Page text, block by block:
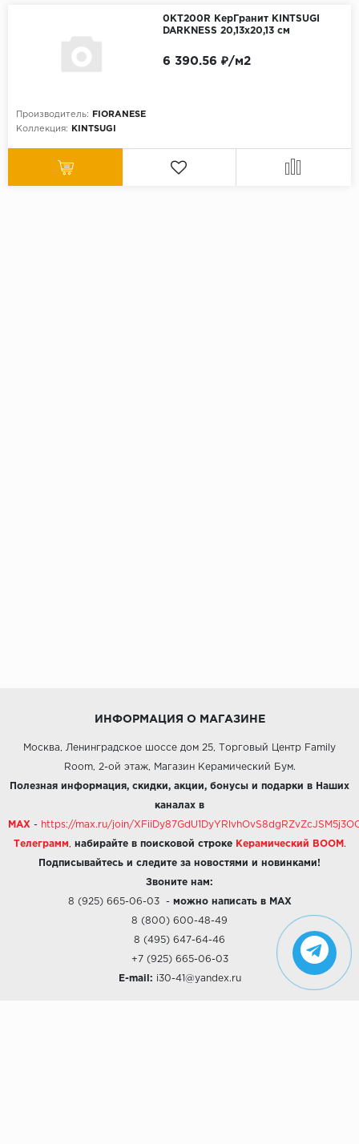
0KT200R КерГранит KINTSUGI
DARKNESS 20,13x20,13 см
Производитель:
FIORANESE
Коллекция:
KINTSUGI
6 390.56 ₽/м2
ИНФОРМАЦИЯ О МАГАЗИНЕ
Москва, Ленинградское шоссе дом 25, Торговый Центр Family
Room, 2-ой этаж, Магазин Керамический Бум.
Полезная информация, скидки, акции, бонусы и подарки в Наших
каналах в
MAX - https://max.ru/join/
Телеграмм набирайте в поисковой строке Керамический BOOM .
Подписывайтесь и следите за новостями и новинками!
Звоните нам:
8 (925) 665-06-03- можно написать в MAX
8 (800) 600-48-49
8 (495) 647-64-46
+7 (925) 665-06-03
E-mail: i30-41@yandex.ru